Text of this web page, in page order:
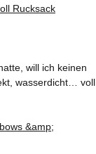
will ich keinen
wasserdicht… voll